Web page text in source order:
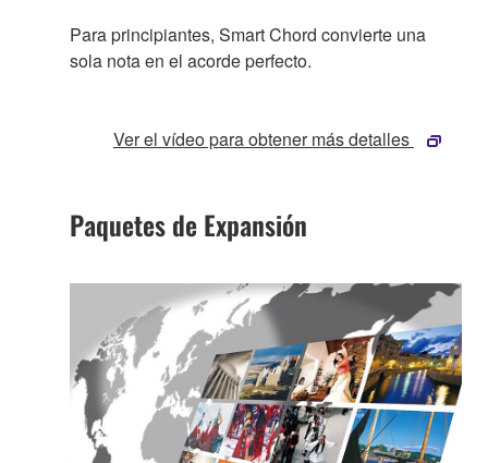
Para principiantes, Smart Chord convierte una
sola nota en el acorde perfecto.
Ver el vídeo para obtener más detalles
Paquetes de Expansión